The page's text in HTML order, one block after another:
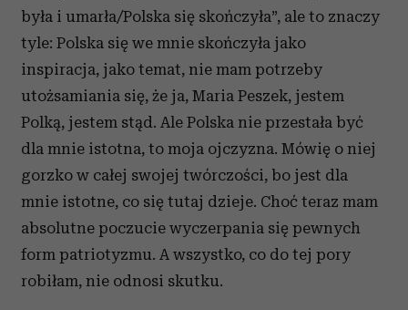
była i umarła/Polska się skończyła”, ale to znaczy
tyle: Polska się we mnie skończyła jako
inspiracja, jako temat, nie mam potrzeby
utożsamiania się, że ja, Maria Peszek, jestem
Polką, jestem stąd. Ale Polska nie przestała być
dla mnie istotna, to moja ojczyzna. Mówię o niej
gorzko w całej swojej twórczości, bo jest dla
mnie istotne, co się tutaj dzieje. Choć teraz mam
absolutne poczucie wyczerpania się pewnych
form patriotyzmu. A wszystko, co do tej pory
robiłam, nie odnosi skutku.